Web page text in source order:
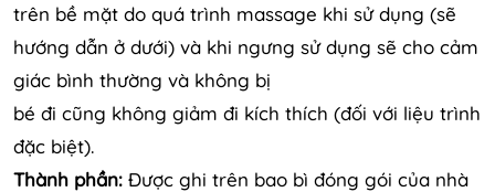
trên bề mặt do quá trình massage khi sử dụng (sẽ
hướng dẫn ở dưới) và khi ngưng sử dụng sẽ cho cảm
giác bình thường và không bị
bé đi cũng không giảm đi kích thích (đối với liệu trình
đặc biệt).
Thành phần: Được ghi trên bao bì đóng gói của nhà